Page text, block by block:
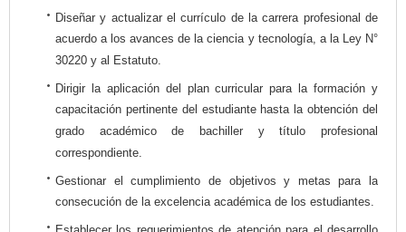
Diseñar y actualizar el currículo de la carrera profesional de
acuerdo a los avances de la ciencia y tecnología, a la Ley N°
30220 y al Estatuto.
Dirigir la aplicación del plan curricular para la formación y
capacitación pertinente del estudiante hasta la obtención del
grado académico de bachiller y título profesional
correspondiente.
Gestionar el cumplimiento de objetivos y metas para la
consecución de la excelencia académica de los estudiantes.